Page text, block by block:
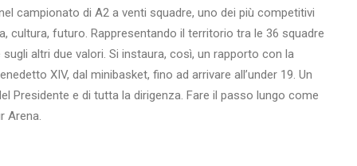
campionato di A2 a venti squadre, uno dei più competitivi
cultura, futuro. Rappresentando il territorio tra le 36 squadre
altri due valori. Si instaura, così, un rapporto con la
XIV, dal minibasket, fino ad arrivare all’under 19. Un
Presidente e di tutta la dirigenza. Fare il passo lungo come
Arena.